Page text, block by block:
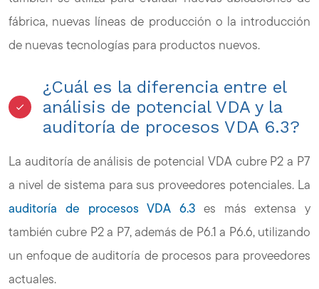
fábrica, nuevas líneas de producción o la introducción
de nuevas tecnologías para productos nuevos.
¿Cuál es la diferencia entre el
análisis de potencial VDA y la
auditoría de procesos VDA 6.3?
La auditoría de análisis de potencial VDA cubre P2 a P7
a nivel de sistema para sus proveedores potenciales. La
auditoría de procesos VDA 6.3 es más extensa y
también cubre P2 a P7, además de P6.1 a P6.6, utilizando
un enfoque de auditoría de procesos para proveedores
actuales.